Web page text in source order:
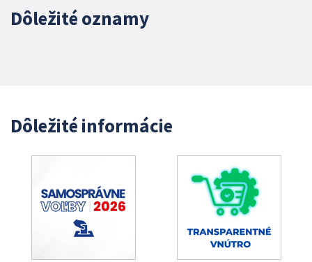
Dôležité oznamy
Dôležité informácie